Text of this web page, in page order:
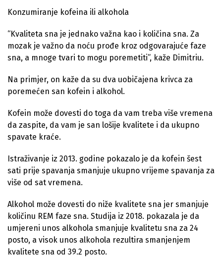
Konzumiranje kofeina ili alkohola
“Kvaliteta sna je jednako važna kao i količina sna. Za
mozak je važno da noću prođe kroz odgovarajuće faze
sna, a mnoge tvari to mogu poremetiti”, kaže Dimitriu.
Na primjer, on kaže da su dva uobičajena krivca za
poremećen san kofein i alkohol.
Kofein može dovesti do toga da vam treba više vremena
da zaspite, da vam je san lošije kvalitete i da ukupno
spavate kraće.
Istraživanje iz 2013. godine pokazalo je da kofein šest
sati prije spavanja smanjuje ukupno vrijeme spavanja za
više od sat vremena.
Alkohol može dovesti do niže kvalitete sna jer smanjuje
količinu REM faze sna. Studija iz 2018. pokazala je da
umjereni unos alkohola smanjuje kvalitetu sna za 24
posto, a visok unos alkohola rezultira smanjenjem
kvalitete sna od 39.2 posto.